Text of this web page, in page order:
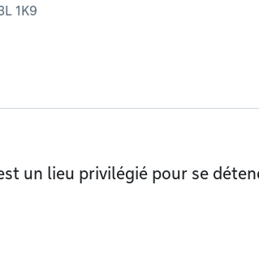
1K9
un lieu privilégié pour se